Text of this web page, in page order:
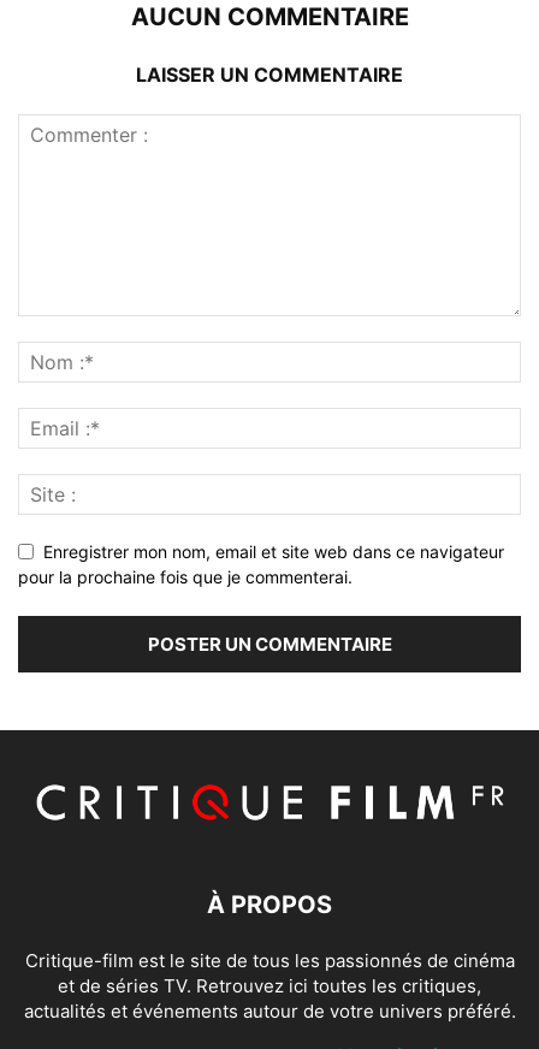
AUCUN COMMENTAIRE
LAISSER UN COMMENTAIRE
Enregistrer mon nom, email et site web dans ce navigateur
pour la prochaine fois que je commenterai.
À PROPOS
Critique-film est le site de tous les passionnés de cinéma
et de séries TV. Retrouvez ici toutes les critiques,
actualités et événements autour de votre univers préféré.